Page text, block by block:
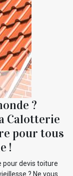
?
Calotterie
pour tous
!
pour devis toiture
? Ne vous